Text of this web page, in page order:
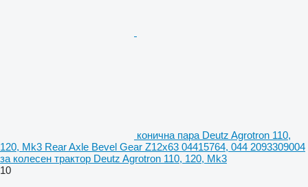
конична пара Deutz Agrotron 110,
120, Mk3 Rear Axle Bevel Gear Z12x63 04415764, 044 2093309004
за колесен трактор Deutz Agrotron 110, 120, Mk3
10